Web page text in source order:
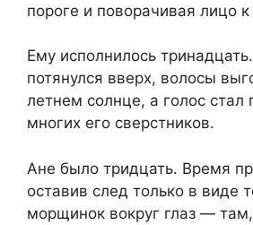
пороге и поворачивая лицо к
Ему исполнилось
потянулся вверх, волосы
летнем солнце, а голос стал
многих его сверстников.
Ане было тридцать. Время
оставив след только в виде
морщинок вокруг глаз —